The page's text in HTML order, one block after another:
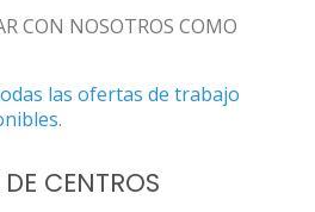
CON NOSOTROS COMO
las ofertas de trabajo
CENTROS